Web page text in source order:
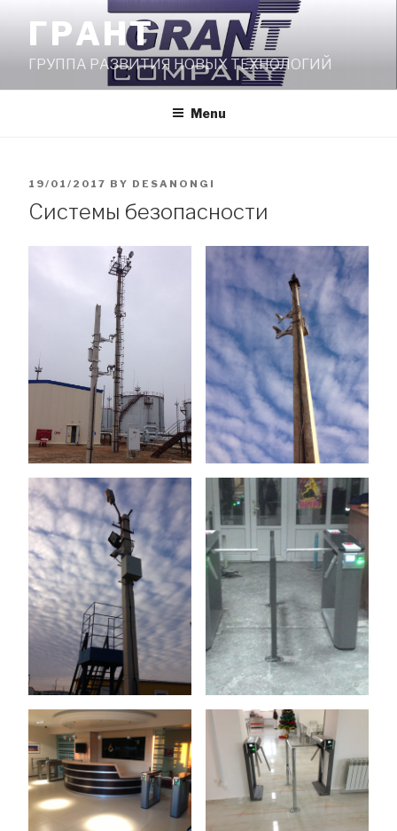
ГРАНТ
ГРУППА РАЗВИТИЯ НОВЫХ ТЕХНОЛОГИЙ
Menu
POSTED
ON
19/01/2017 BY DESANONGI
Системы безопасности